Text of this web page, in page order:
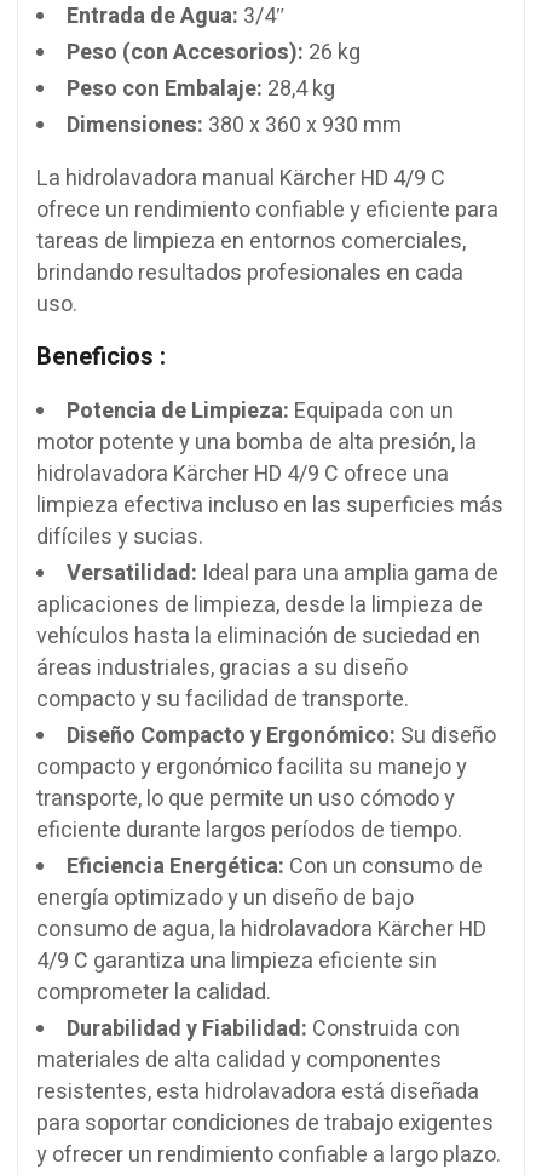
Entrada de Agua: 3/4″
Peso (con Accesorios): 26 kg
Peso con Embalaje: 28,4 kg
Dimensiones: 380 x 360 x 930 mm
La hidrolavadora manual Kärcher HD 4/9 C
ofrece un rendimiento confiable y eficiente para
tareas de limpieza en entornos comerciales,
brindando resultados profesionales en cada
uso.
Beneficios :
Potencia de Limpieza: Equipada con un
motor potente y una bomba de alta presión, la
hidrolavadora Kärcher HD 4/9 C ofrece una
limpieza efectiva incluso en las superficies más
difíciles y sucias.
Versatilidad: Ideal para una amplia gama de
aplicaciones de limpieza, desde la limpieza de
vehículos hasta la eliminación de suciedad en
áreas industriales, gracias a su diseño
compacto y su facilidad de transporte.
Diseño Compacto y Ergonómico: Su diseño
compacto y ergonómico facilita su manejo y
transporte, lo que permite un uso cómodo y
eficiente durante largos períodos de tiempo.
Eficiencia Energética: Con un consumo de
energía optimizado y un diseño de bajo
consumo de agua, la hidrolavadora Kärcher HD
4/9 C garantiza una limpieza eficiente sin
comprometer la calidad.
Durabilidad y Fiabilidad: Construida con
materiales de alta calidad y componentes
resistentes, esta hidrolavadora está diseñada
para soportar condiciones de trabajo exigentes
y ofrecer un rendimiento confiable a largo plazo.